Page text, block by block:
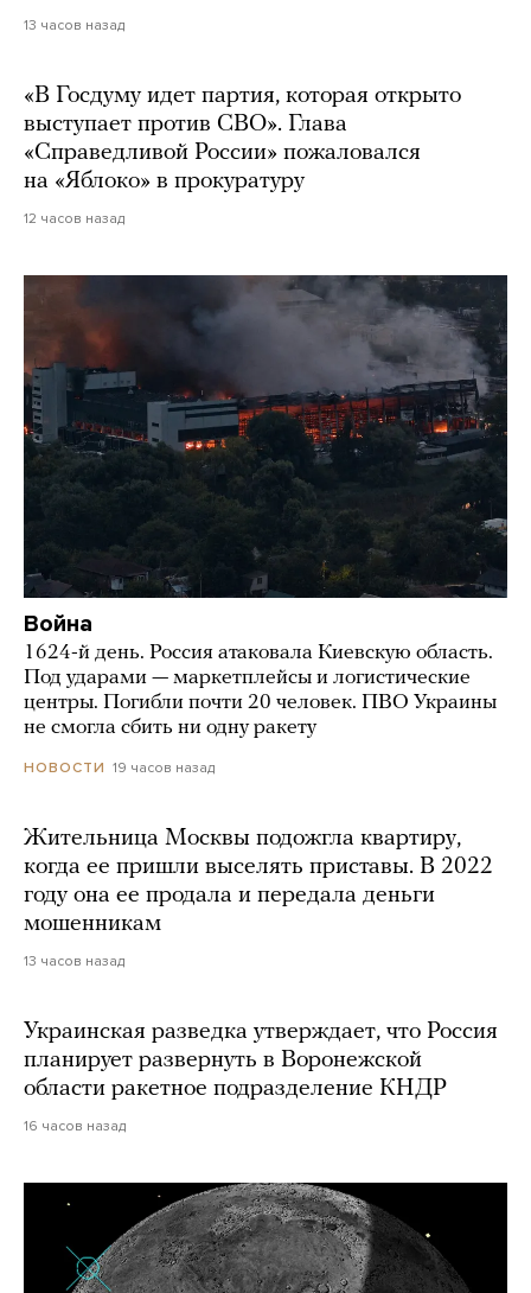
13 часов назад
«В Госдуму идет партия, которая открыто
выступает против СВО». Глава
«Справедливой России» пожаловался
на «Яблоко» в прокуратуру
12 часов назад
Война
1624-й день. Россия атаковала Киевскую область.
Под ударами — маркетплейсы и логистические
центры. Погибли почти 20 человек. ПВО Украины
не смогла сбить ни одну ракету
НОВОСТИ 19 часов назад
Жительница Москвы подожгла квартиру,
когда ее пришли выселять приставы. В 2022
году она ее продала и передала деньги
мошенникам
13 часов назад
Украинская разведка утверждает, что Россия
планирует развернуть в Воронежской
области ракетное подразделение КНДР
16 часов назад